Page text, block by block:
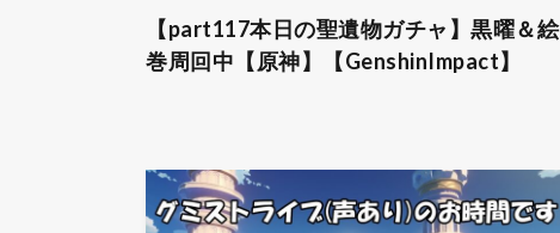
【part117本日の聖遺物ガチャ】黒曜＆絵
巻周回中【原神】【GenshinImpact】